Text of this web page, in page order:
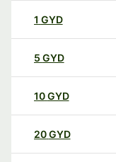
1 GYD
5 GYD
10GYD
20GYD